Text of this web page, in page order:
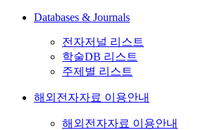
Databases & Journals
전자저널 리스트
학술DB 리스트
주제별 리스트
해외전자자료 이용안내
해외전자자료 이용안내